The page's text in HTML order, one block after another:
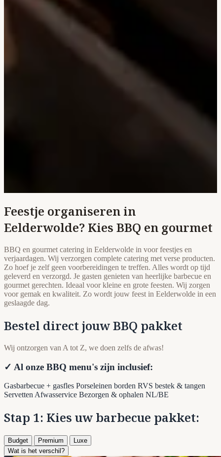
Feestje organiseren in
Eelderwolde? Kies BBQ en gourmet
BBQ en gourmet catering in Eelderwolde in voor feestjes en
verjaardagen. Wij verzorgen complete catering met verse producten.
Zo hoef je zelf geen voorbereidingen te treffen. Alles wordt op tijd
geleverd en verzorgd. Je gasten genieten van heerlijke barbecue en
gourmet gerechten. Ideaal voor kleine en grote feesten. Wij zorgen
voor gemak en kwaliteit. Zo wordt jouw feest in Eelderwolde in een
geslaagde dag.
Bestel direct jouw BBQ pakket
Wij ontzorgen van A tot Z, we doen zelfs de afwas!
✓ Al onze BBQ menu's zijn inclusief:
Gasbarbecue + gasfles Porseleinen borden RVS bestek & tangen
Servetten Afwasservice Bezorgen & ophalen NL/BE
Stap 1: Kies uw barbecue pakket:
Budget Premium
Luxe
Wat is het verschil?